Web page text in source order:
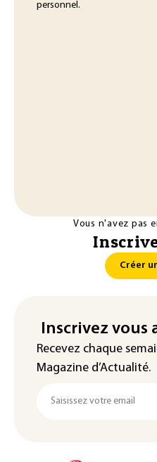
personnel.
Vous n'avez pas
Créer
Inscrivez vous
Recevez chaque
Magazine d’Actualité.